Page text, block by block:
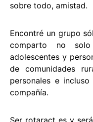
sobre todo, amistad.
Encontré un grupo
comparto no
adolescentes y
de comunidades
personales e
compañía.